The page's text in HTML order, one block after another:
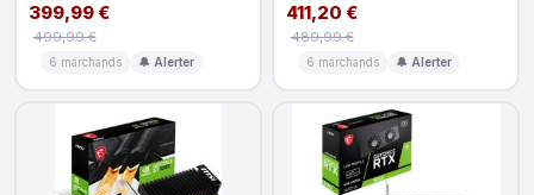
399,99 €
499,99 €
6 marchands 🔔 Alerter
411,20 €
489,99 €
6 marchands 🔔 Alerter